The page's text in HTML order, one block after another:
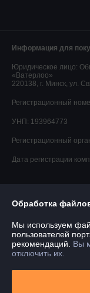
Информация для
Юридическое лицо:
«Ватерлоо»
220138, г. Минск, ул.
Регистрационный
УНП: 193964773
Регистрационный
Дата регистрации
Обработка
Мы используем
пользователей
рекомендаций. Вы
отключить их.